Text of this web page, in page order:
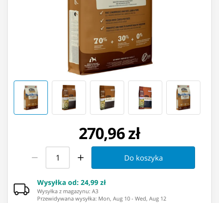
270,96 zł
Do koszyka
Wysyłka od: 24,99 zł
Wysyłka z magazynu: ⁨A3⁩
Przewidywana wysyłka: Mon, Aug 10 - Wed, Aug 12